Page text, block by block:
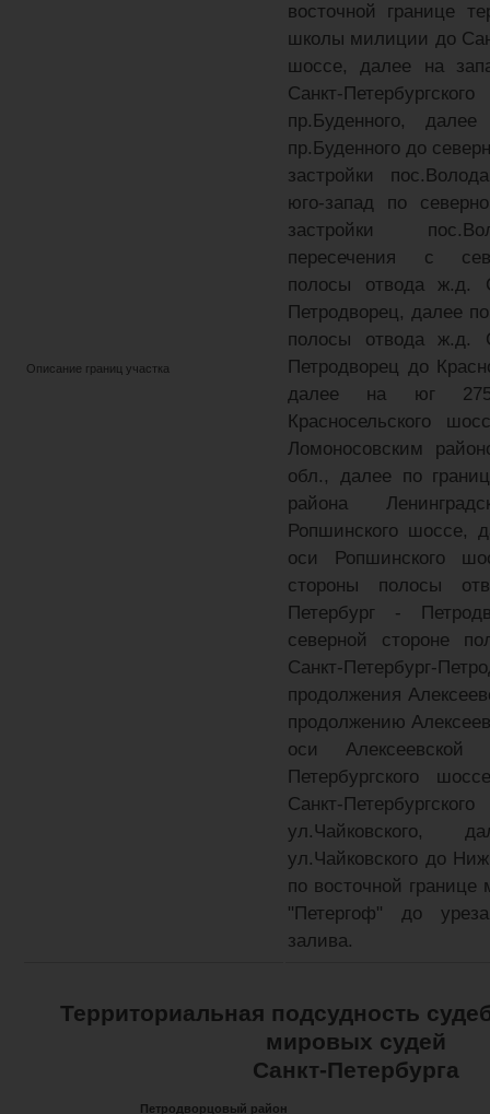
Описание границ участка
восточной границе
школы милиции до
шоссе, далее на
Санкт-
пр.Буденного,
пр.Буденного до
застройки
юго-запад по
застройки
пересечения с
полосы отвода ж.д.
Петродворец, далее
полосы отвода ж.д.
Петродворец до
далее на юг
Красносельского
Ломоносовским
обл., далее по
района
Ропшинского шоссе,
оси Ропшинского
стороны полосы
Петербург -
северной стороне
Санкт-Петербург-
продолжения
продолжению
оси
Петербургского
Санкт-
ул.Чайковского до
по восточной границе
"Петергоф" до
залива.
Территориальная подсудность
мировых судей
Санкт-Петербурга
Петродворцовый район